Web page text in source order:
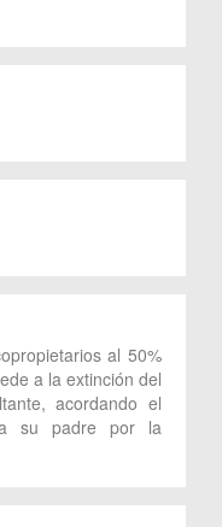
al 50%
a la extinción del
acordando el
su padre por la